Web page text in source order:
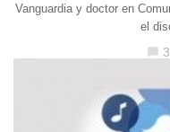
Vanguardia y doctor en
el
chat_bubble